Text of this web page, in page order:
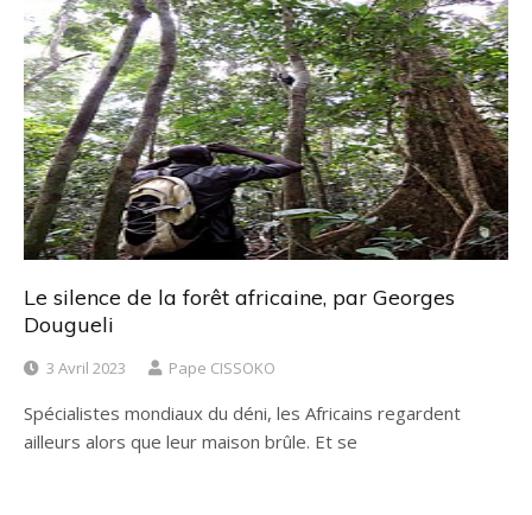
Le silence de la forêt africaine, par Georges
Dougueli
3 Avril 2023 Pape CISSOKO
Spécialistes mondiaux du déni, les Africains regardent
ailleurs alors que leur maison brûle. Et se